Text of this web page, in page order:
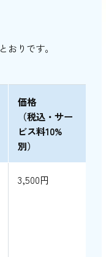
おりです。
価格
（税込・サー
ビス料10%
別）
3,500円